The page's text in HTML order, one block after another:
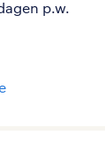
p.w.